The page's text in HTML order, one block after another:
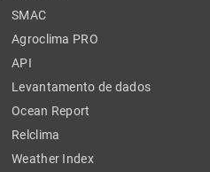
SMAC
Agroclima PRO
API
Levantamento de dados
Ocean Report
Relclima
Weather Index